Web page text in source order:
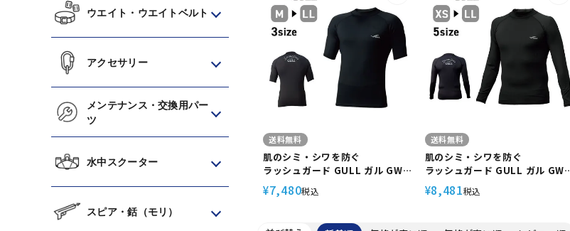
ウエイト・ウエイトベルト
アクセサリー
メンテナンス・交換用パー
ツ
水中スクーター
スピア・銛（モリ）
送料無料
肌のシミ・シワを防ぐ
ラッシュガード GULL ガル GW-
6524A UPF50 メンズ UVカット
¥7,480税込
送料無料
肌のシミ・シワを防ぐ
ラッシュガード GULL ガル GW-
6523A UPF50 メンズ UVカット
¥8,481税込